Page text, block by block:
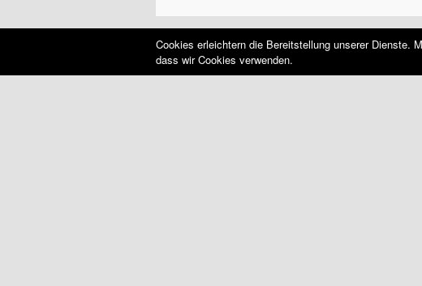
Cookies erleichtern die Bereitstellung unserer Dienste.
dass wir Cookies verwenden.